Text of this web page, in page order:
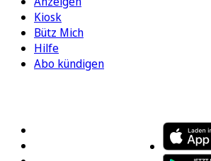
Kiosk
Bütz Mich
Hilfe
Abo kündigen